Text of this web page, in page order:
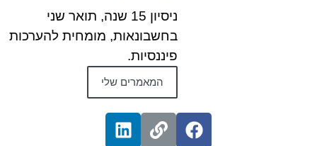
ניסיון 15 שנה, תואר שני
בחשבונאות, מומחית להערכות
פיננסיות.
המאמרים שלי